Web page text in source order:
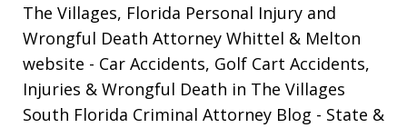
The Villages, Florida Personal Injury and
Wrongful Death Attorney Whittel & Melton
website - Car Accidents, Golf Cart Accidents,
Injuries & Wrongful Death in The Villages
South Florida Criminal Attorney Blog - State &